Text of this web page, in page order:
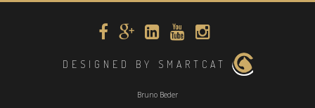
DESIGNED BY SMARTCAT
Bruno Beder